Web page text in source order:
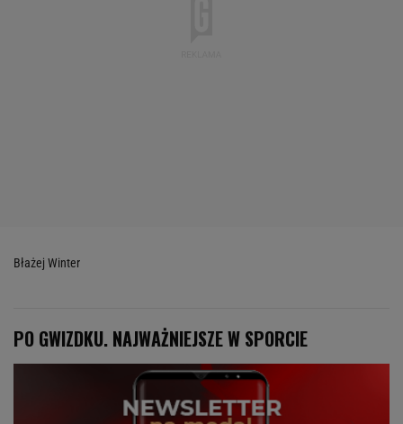
Błażej Winter